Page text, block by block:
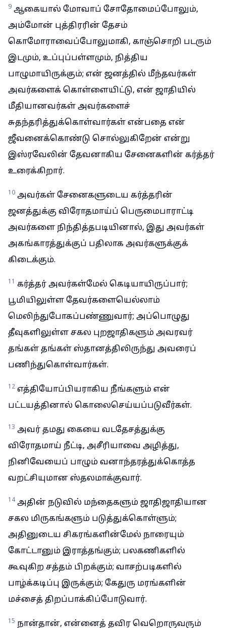
9 ஆகையால் மோவாப் சோதோமைப்போலும்,
அம்மோன் புத்திரரின் தேசம்
கொமோராவைப்போலுமாகி, காஞ்சொறி படரும்
இடமும், உப்புப்பள்ளமும், நித்திய
பாழுமாயிருக்கும்; என் ஜனத்தில் மீந்தவர்கள்
அவர்களைக் கொள்ளையிட்டு, என் ஜாதியில்
மீதியானவர்கள் அவர்களைச்
சுதந்தரித்துக்கொள்வார்கள் என்பதை என்
ஜீவனைக்கொண்டு சொல்லுகிறேன் என்று
இஸ்ரவேலின் தேவனாகிய சேனைகளின் கர்த்தர்
உரைக்கிறார்.
10 அவர்கள் சேனைகளுடைய கர்த்தரின்
ஜனத்துக்கு விரோதமாய்ப் பெருமைபாராட்டி
அவர்களை நிந்தித்தபடியினால், இது அவர்கள்
அகங்காரத்துக்குப் பதிலாக அவர்களுக்குக்
கிடைக்கும்.
11 கர்த்தர் அவர்கள்மேல் கெடியாயிருப்பார்;
பூமியிலுள்ள தேவர்களையெல்லாம்
மெலிந்துபோகப்பண்ணுவார்; அப்பொழுது
தீவுகளிலுள்ள சகல புறஜாதிகளும் அவரவர்
தங்கள் தங்கள் ஸ்தானத்திலிருந்து அவரைப்
பணிந்துகொள்வார்கள்.
12 எத்தியோப்பியராகிய நீங்களும் என்
பட்டயத்தினால் கொலைசெய்யப்படுவீர்கள்.
13 அவர் தமது கையை வடதேசத்துக்கு
விரோதமாய் நீட்டி, அசீரியாவை அழித்து,
நினிவேயைப் பாழும் வனாந்தரத்துக்கொத்த
வறட்சியுமான ஸ்தலமாக்குவார்.
14 அதின் நடுவில் மந்தைகளும் ஜாதிஜாதியான
சகல மிருகங்களும் படுத்துக்கொள்ளும்;
அதினுடைய சிகரங்களின்மேல் நாரையும்
கோட்டானும் இராத்தங்கும்; பலகணிகளில்
கூவுகிற சத்தம் பிறக்கும்; வாசற்படிகளில்
பாழ்க்கடிப்பு இருக்கும்; கேதுரு மரங்களின்
மச்சைத் திறப்பாக்கிப்போடுவார்.
15 நான்தான், என்னைத் தவிர வெறொருவரும்